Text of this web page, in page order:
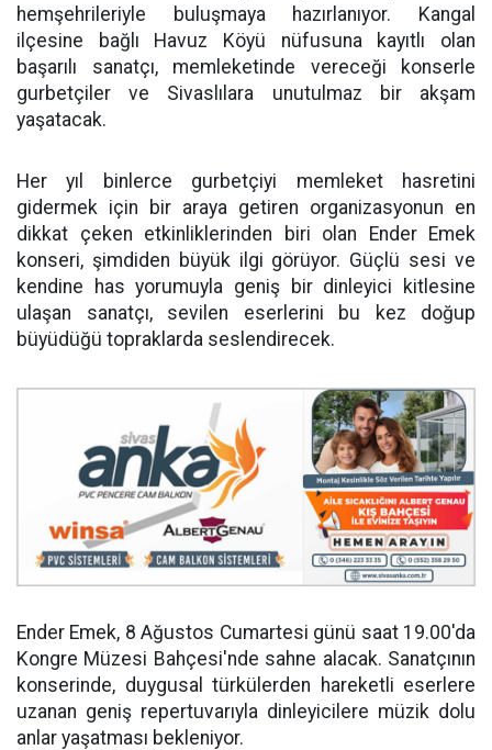
hemşehrileriyle buluşmaya hazırlanıyor. Kangal
ilçesine bağlı Havuz Köyü nüfusuna kayıtlı olan
başarılı sanatçı, memleketinde vereceği konserle
gurbetçiler ve Sivaslılara unutulmaz bir akşam
yaşatacak.
Her yıl binlerce gurbetçiyi memleket hasretini
gidermek için bir araya getiren organizasyonun en
dikkat çeken etkinliklerinden biri olan Ender Emek
konseri, şimdiden büyük ilgi görüyor. Güçlü sesi ve
kendine has yorumuyla geniş bir dinleyici kitlesine
ulaşan sanatçı, sevilen eserlerini bu kez doğup
büyüdüğü topraklarda seslendirecek.
Ender Emek, 8 Ağustos Cumartesi günü saat 19.00'da
Kongre Müzesi Bahçesi'nde sahne alacak. Sanatçının
konserinde, duygusal türkülerden hareketli eserlere
uzanan geniş repertuvarıyla dinleyicilere müzik dolu
anlar yaşatması bekleniyor.